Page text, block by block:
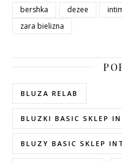
bershka dezee
zara bielizna
BLUZA RELAB
BLUZKI BASIC SKLEP
BLUZY BASIC SKLEP